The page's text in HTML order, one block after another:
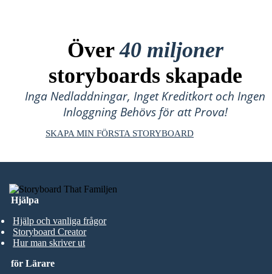
Över40 miljoner
storyboards skapade
Inga Nedladdningar, Inget Kreditkort och Ingen
Inloggning Behövs för att Prova!
SKAPA MIN FÖRSTA STORYBOARD
Hjälpa
Hjälp och vanliga frågor
Storyboard Creator
Hur man skriver ut
för Lärare